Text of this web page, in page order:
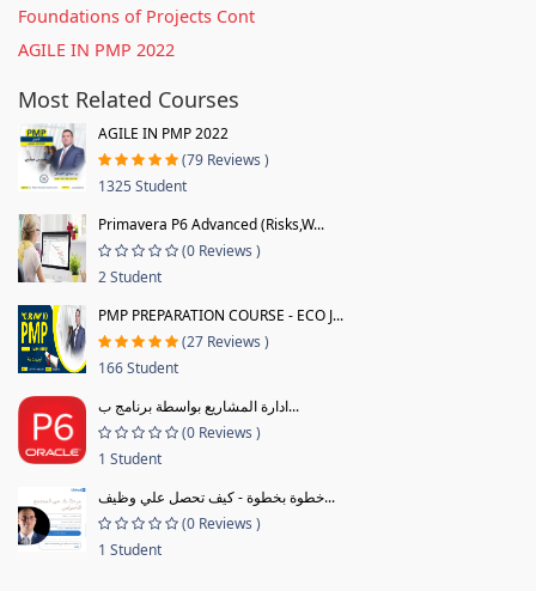
Foundations of Projects Cont
AGILE IN PMP 2022
Most Related Courses
AGILE IN PMP 2022
(79 Reviews )
1325 Student
Primavera P6 Advanced (Risks,W...
(0 Reviews )
2 Student
PMP PREPARATION COURSE - ECO J...
(27 Reviews )
166 Student
ادارة المشاريع بواسطة برنامج ب...
(0 Reviews )
1 Student
خطوة بخطوة - كيف تحصل علي وظيف...
(0 Reviews )
1 Student